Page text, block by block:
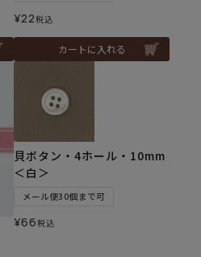
¥22税込
カートに入れる
貝ボタン・4ホール・10mm
＜白＞
メール便30個まで可
¥66税込